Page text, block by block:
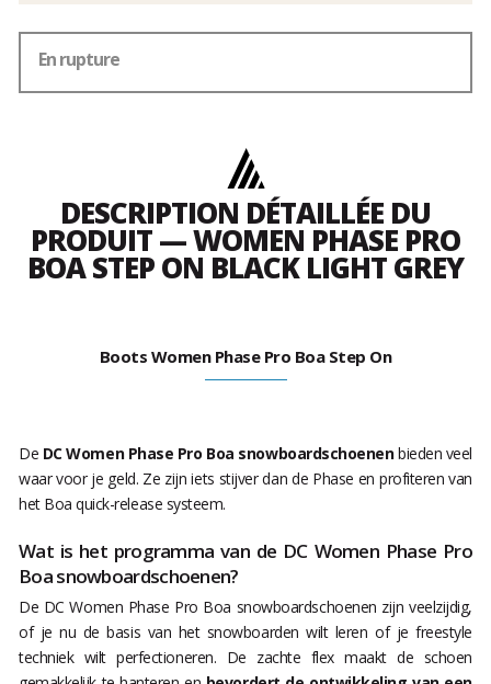
En rupture
DESCRIPTION DÉTAILLÉE DU
PRODUIT — WOMEN PHASE PRO
BOA STEP ON BLACK LIGHT GREY
Boots Women Phase Pro Boa Step On
De DC Women Phase Pro Boa snowboardschoenenbieden veel
waar voor je geld. Ze zijn iets stijver dan de Phase en profiteren van
het Boa quick-release systeem.
Wat is het programma van de DC Women Phase Pro
Boa snowboardschoenen?
De DC Women Phase Pro Boa snowboardschoenen zijn veelzijdig,
of je nu de basis van het snowboarden wilt leren of je freestyle
techniek wilt perfectioneren. De zachte flex maakt de schoen